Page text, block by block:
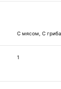
С мясом, С
1